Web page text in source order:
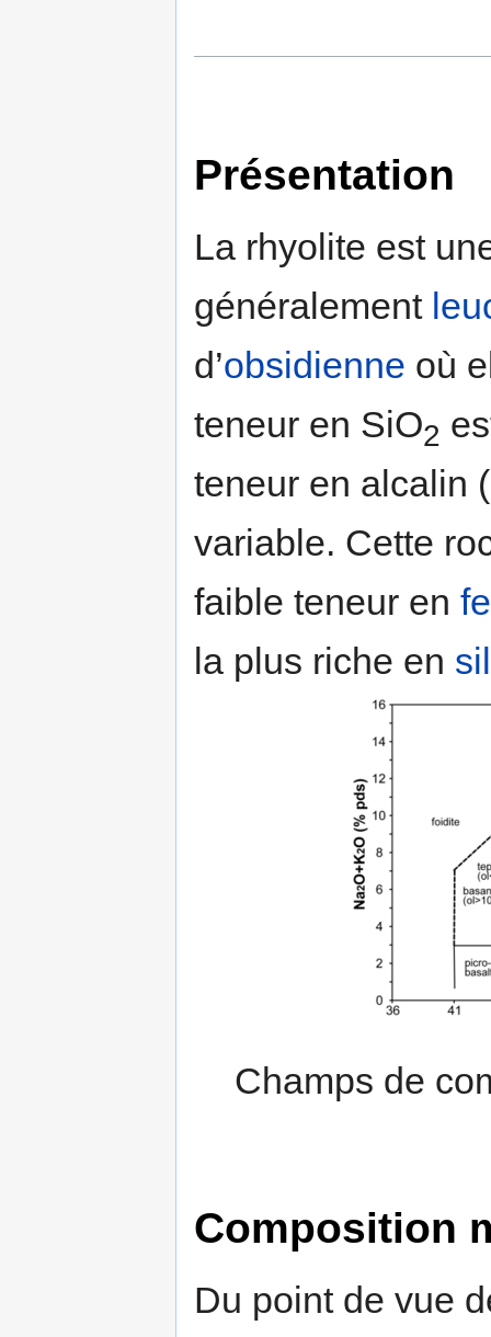
Présentation
La rhyolite est
généralement
d’obsidienne où
teneur en SiO2
teneur en alcalin
variable. Cette
faible teneur en
la plus riche en
Champs de
Composition
Du point de vue